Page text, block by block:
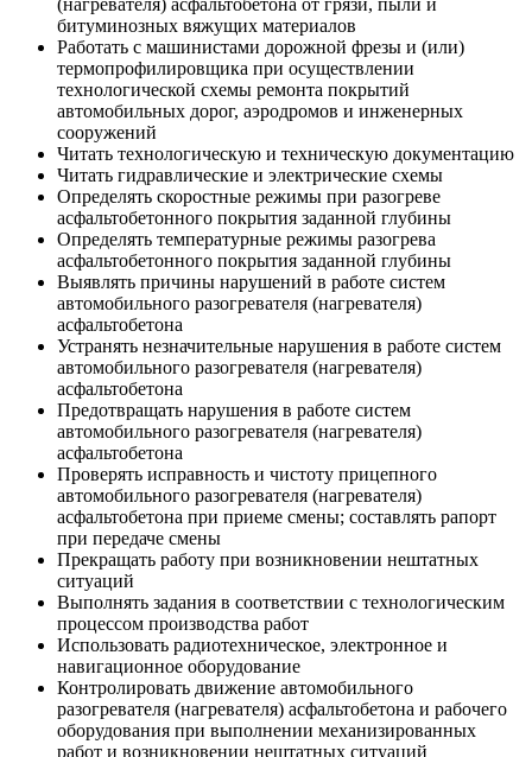
(нагревателя) асфальтобетона от грязи, пыли и
битуминозных вяжущих материалов
Работать с машинистами дорожной фрезы и (или)
термопрофилировщика при осуществлении
технологической схемы ремонта покрытий
автомобильных дорог, аэродромов и инженерных
сооружений
Читать технологическую и техническую документацию
Читать гидравлические и электрические схемы
Определять скоростные режимы при разогреве
асфальтобетонного покрытия заданной глубины
Определять температурные режимы разогрева
асфальтобетонного покрытия заданной глубины
Выявлять причины нарушений в работе систем
автомобильного разогревателя (нагревателя)
асфальтобетона
Устранять незначительные нарушения в работе систем
автомобильного разогревателя (нагревателя)
асфальтобетона
Предотвращать нарушения в работе систем
автомобильного разогревателя (нагревателя)
асфальтобетона
Проверять исправность и чистоту прицепного
автомобильного разогревателя (нагревателя)
асфальтобетона при приеме смены; составлять рапорт
при передаче смены
Прекращать работу при возникновении нештатных
ситуаций
Выполнять задания в соответствии с технологическим
процессом производства работ
Использовать радиотехническое, электронное и
навигационное оборудование
Контролировать движение автомобильного
разогревателя (нагревателя) асфальтобетона и рабочего
оборудования при выполнении механизированных
работ и возникновении нештатных ситуаций